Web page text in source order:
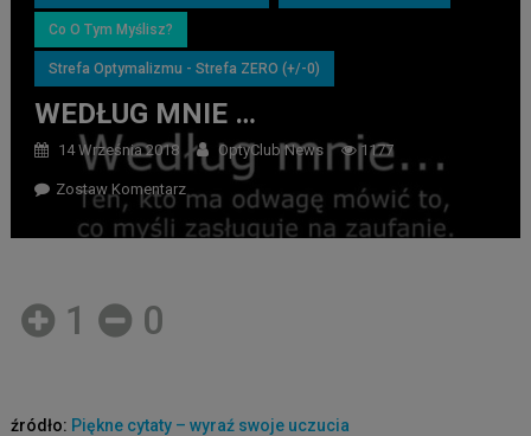
Co O Tym Myślisz?
Strefa Optymalizmu - Strefa ZERO (+/-0)
WEDŁUG MNIE …
14 Września 2018 OptyClub News 1177
Zostaw Komentarz
1 0
źródło: Piękne cytaty – wyraź swoje uczucia